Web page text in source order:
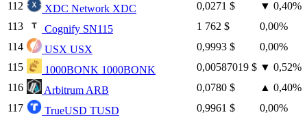
112 XDC Network XDC 0,0271 $ ▼ 0,40%
113
Cognify SN115 1 762 $
0,00%
114
USX USX 0,9993 $
0,00%
115
1000BONK 1000BONK 0,00587019 $ ▼ 0,52%
116
Arbitrum ARB 0,0780 $ ▲ 0,40%
117
TrueUSD TUSD 0,9961 $ 0,00%